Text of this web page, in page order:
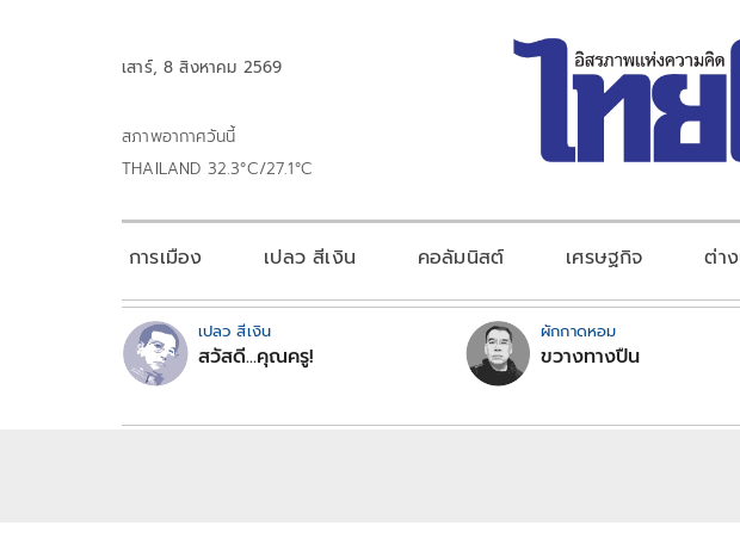
เสาร์, 8 สิงหาคม 2569
สภาพอากาศวันนี้
THAILAND 32.3°C/27.1°C
การเมือง เปลว สีเงิน คอลัมนิสต์ เศรษฐกิจ ต่า
เปลว สีเงิน
สวัสดี...คุณครู!
ผักกาดหอม
ขวางทางปืน